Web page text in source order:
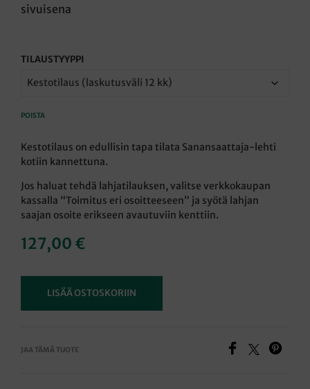
sivuisena
TILAUSTYYPPI
POISTA
Kestotilaus on edullisin tapa tilata Sanansaattaja-lehti
kotiin kannettuna.
Jos haluat tehdä lahjatilauksen, valitse verkkokaupan
kassalla “Toimitus eri osoitteeseen” ja syötä lahjan
saajan osoite erikseen avautuviin kenttiin.
127,00 €
LISÄÄ OSTOSKORIIN
JAA TÄMÄ TUOTE